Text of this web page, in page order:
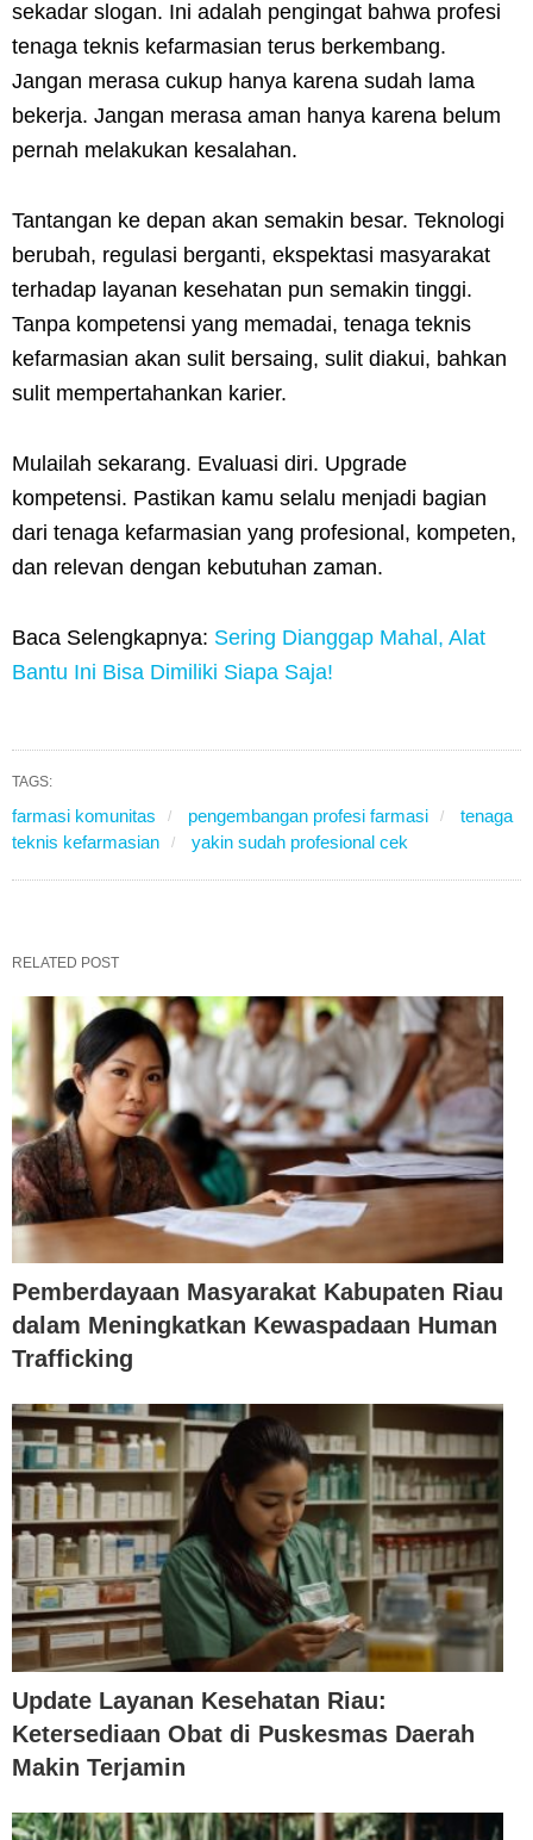
sekadar slogan. Ini adalah pengingat bahwa profesi
tenaga teknis kefarmasian terus berkembang.
Jangan merasa cukup hanya karena sudah lama
bekerja. Jangan merasa aman hanya karena belum
pernah melakukan kesalahan.
Tantangan ke depan akan semakin besar. Teknologi
berubah, regulasi berganti, ekspektasi masyarakat
terhadap layanan kesehatan pun semakin tinggi.
Tanpa kompetensi yang memadai, tenaga teknis
kefarmasian akan sulit bersaing, sulit diakui, bahkan
sulit mempertahankan karier.
Mulailah sekarang. Evaluasi diri. Upgrade
kompetensi. Pastikan kamu selalu menjadi bagian
dari tenaga kefarmasian yang profesional, kompeten,
dan relevan dengan kebutuhan zaman.
Baca Selengkapnya: Sering Dianggap Mahal, Alat
Bantu Ini Bisa Dimiliki Siapa Saja!
TAGS:
farmasi komunitas pengembangan profesi farmasi
tenaga
teknis kefarmasian
yakin sudah profesional cek
RELATED POST
Pemberdayaan Masyarakat Kabupaten Riau
dalam Meningkatkan Kewaspadaan Human
Trafficking
Update Layanan Kesehatan Riau:
Ketersediaan Obat di Puskesmas Daerah
Makin Terjamin